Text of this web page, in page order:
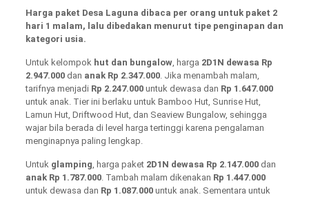
Harga paket Desa Laguna dibaca per orang untuk paket 2
hari 1 malam, lalu dibedakan menurut tipe penginapan dan
kategori usia.
Untuk kelompok hut dan bungalow, harga 2D1N dewasa Rp
2.947.000dan anak Rp 2.347.000. Jika menambah malam,
tarifnya menjadi Rp 2.247.000untuk dewasa dan Rp 1.647.000
untuk anak. Tier ini berlaku untuk Bamboo Hut, Sunrise Hut,
Lamun Hut, Driftwood Hut, dan Seaview Bungalow, sehingga
wajar bila berada di level harga tertinggi karena pengalaman
menginapnya paling lengkap.
Untuk glamping , harga paket 2D1N dewasa Rp 2.147.000dan
anak Rp 1.787.000. Tambah malam dikenakan Rp 1.447.000
untuk dewasa dan Rp 1.087.000untuk anak. Sementara untuk